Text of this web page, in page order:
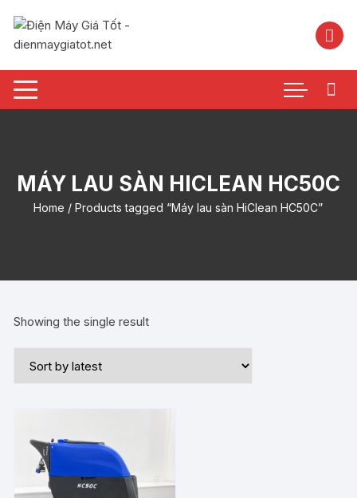
nội
MÁY LAU SÀN HICLEAN HC50C
Home / Products tagged “Máy lau sàn HiClean HC50C”
Showing the single result